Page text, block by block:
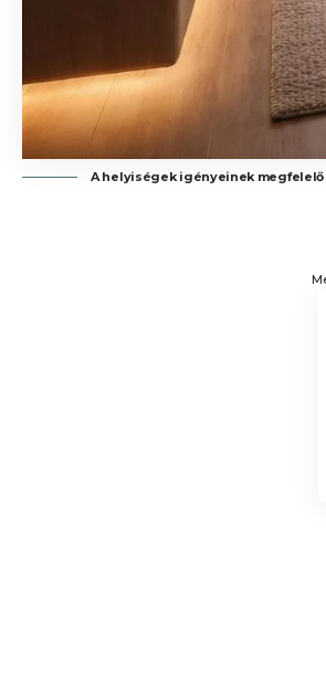
A helyiségek igényeinek